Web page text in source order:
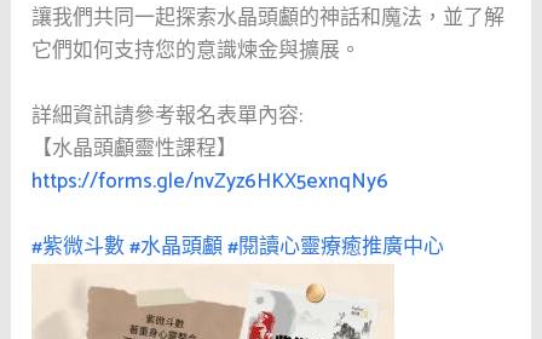
讓我們共同一起探索水晶頭顱的神話和魔法，並了解
它們如何支持您的意識煉金與擴展。
詳細資訊請參考報名表單內容:
【水晶頭顱靈性課程】
https://forms.gle/nvZyz6HKX5exnqNy6
#紫微斗數#水晶頭顱#閱讀心靈療癒推廣中心